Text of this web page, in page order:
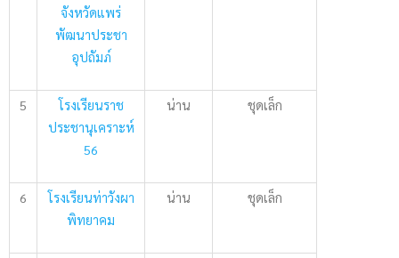
จังหวัดแพร่
พัฒนาประชา
อุปถัมภ์
5
โรงเรียนราช
ประชานุเคราะห์
56
น่าน ชุดเล็ก
6
โรงเรียนท่าวังผา
พิทยาคม
น่าน ชุดเล็ก